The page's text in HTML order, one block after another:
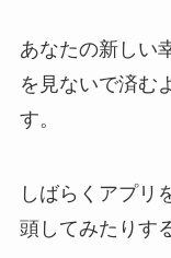
あなたの新しい
を見ないで済む
す。
しばらくアプリ
頭してみたりす